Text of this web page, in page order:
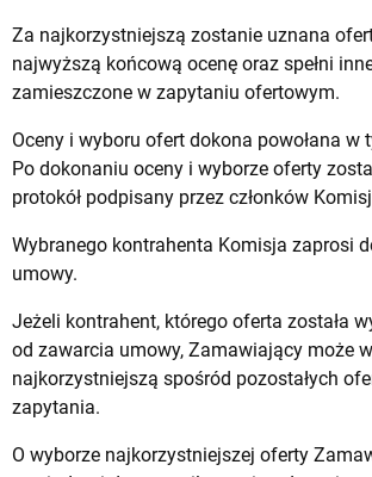
Za najkorzystniejszą zostanie uznana
najwyższą końcową ocenę oraz spełni
zamieszczone w zapytaniu ofertowym.
Oceny i wyboru ofert dokona powołana w
Po dokonaniu oceny i wyborze oferty
protokół podpisany przez członków
Wybranego kontrahenta Komisja zaprosi
umowy.
Jeżeli kontrahent, którego oferta została
od zawarcia umowy, Zamawiający może
najkorzystniejszą spośród pozostałych
zapytania.
O wyborze najkorzystniejszej oferty